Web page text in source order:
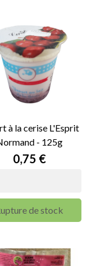
à la cerise L'Esprit
- 125g
Prix
0,75 €
de stock